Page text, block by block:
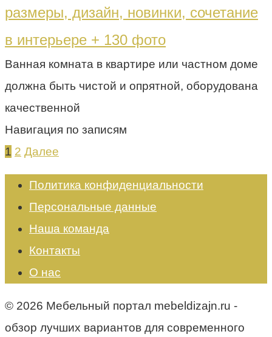
размеры, дизайн, новинки, сочетание
в интерьере + 130 фото
Ванная комната в квартире или частном доме
должна быть чистой и опрятной, оборудована
качественной
Навигация по записям
1 2 Далее
Политика конфиденциальности
Персональные данные
Наша команда
Контакты
О нас
© 2026 Мебельный портал mebeldizajn.ru -
обзор лучших вариантов для современного